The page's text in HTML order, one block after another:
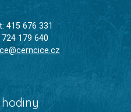
415 676 331
179 640